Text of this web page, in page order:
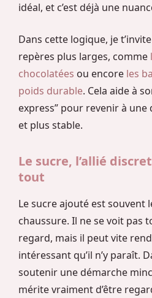
idéal, et c’est déjà une
Dans cette logique, je
repères plus larges, comme
chocolatées ou encore les
poids durable. Cela aide à
express” pour revenir à
et plus stable.
Le sucre, l’allié
tout
Le sucre ajouté est souvent
chaussure. Il ne se voit pas
regard, mais il peut vite
intéressant qu’il n’y paraît.
soutenir une démarche
mérite vraiment d’être